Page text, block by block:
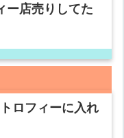
ー店売りしてた
ロフィーに入れ